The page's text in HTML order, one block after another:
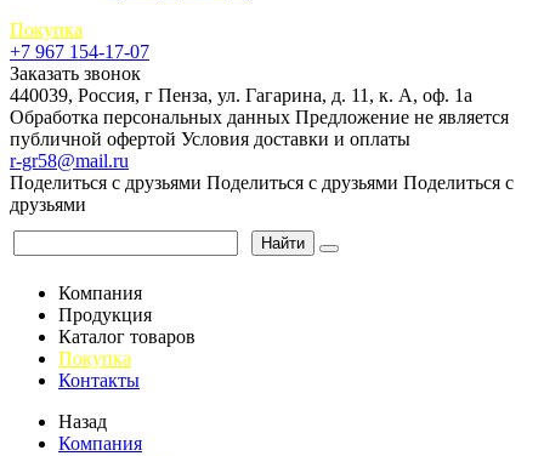
Покупка
+7 967 154-17-07
Заказать звонок
440039, Россия, г Пенза, ул. Гагарина, д. 11, к. А, оф. 1а
Обработка персональных данных Предложение не является
публичной офертой Условия доставки и оплаты
r-gr58@mail.ru
Поделиться с друзьями Поделиться с друзьями Поделиться с
друзьями
Найти
Компания
Продукция
Каталог товаров
Покупка
Контакты
Назад
Компания